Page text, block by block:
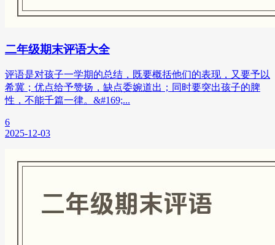
二年级期末评语大全
评语是对孩子一学期的总结，既要概括他们的表现，又要予以
希冀；优点给予赞扬，缺点委婉道出；同时要突出孩子的脾
性，不能千篇一律。&#169;...
6
2025-12-03